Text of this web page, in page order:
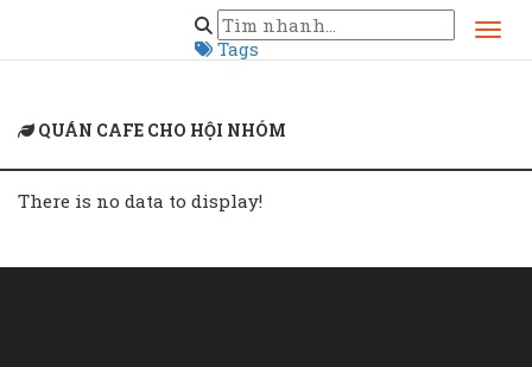
Tags
quán cafe cho hội nhóm
QUÁN CAFE CHO HỘI NHÓM
There is no data to display!